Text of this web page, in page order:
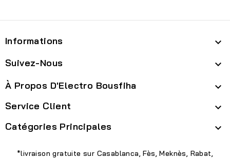
Informations 
Suivez-Nous 
À Propos D'Electro Bousfiha 
Service Client 
Catégories Principales 
*livraison gratuite sur Casablanca, Fès, Meknès, Rabat,